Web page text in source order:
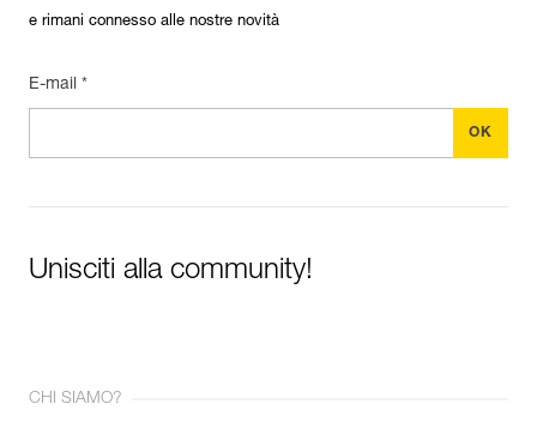
e rimani connesso alle nostre novità
E-mail *
Unisciti alla community!
CHI SIAMO?